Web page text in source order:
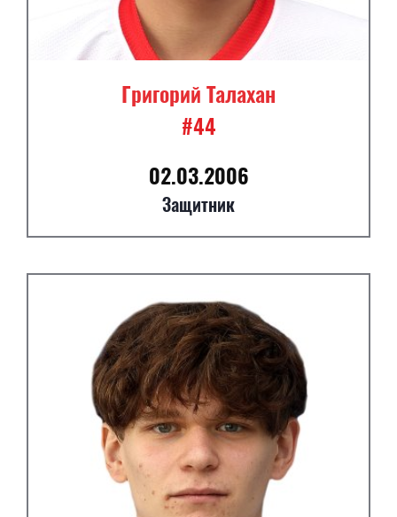
Григорий Талахан
#44
02.03.2006
Защитник